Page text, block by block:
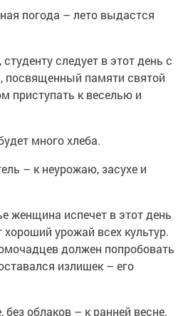
погода – лето выдастся
следует в этот день с
посвященный памяти святой
приступать к веселью и
много хлеба.
– к неурожаю, засухе и
женщина испечет в этот день
хороший урожай всех культур.
должен попробовать
излишек – его
без облаков – к ранней весне.